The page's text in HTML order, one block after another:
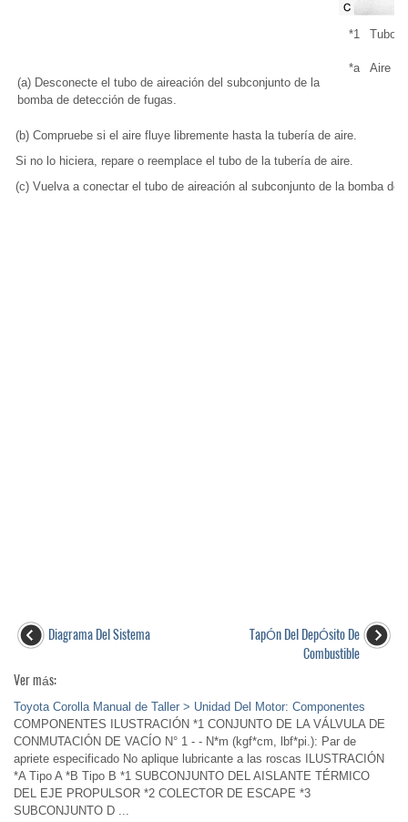
(a) Desconecte el tubo de aireación del subconjunto de la
bomba de detección de fugas.
*1 Tubo
*a Aire
(b) Compruebe si el aire fluye libremente hasta la tubería de aire.
Si no lo hiciera, repare o reemplace el tubo de la tubería de aire.
(c) Vuelva a conectar el tubo de aireación al subconjunto de la bomba de
Diagrama Del Sistema
TapÓn Del DepÓsito De
Combustible
Ver más:
Toyota Corolla Manual de Taller > Unidad Del Motor: Componentes
COMPONENTES ILUSTRACIÓN *1 CONJUNTO DE LA VÁLVULA DE
CONMUTACIÓN DE VACÍO N° 1 - - N*m (kgf*cm, lbf*pi.): Par de
apriete especificado No aplique lubricante a las roscas ILUSTRACIÓN
*A Tipo A *B Tipo B *1 SUBCONJUNTO DEL AISLANTE TÉRMICO
DEL EJE PROPULSOR *2 COLECTOR DE ESCAPE *3
SUBCONJUNTO D ...